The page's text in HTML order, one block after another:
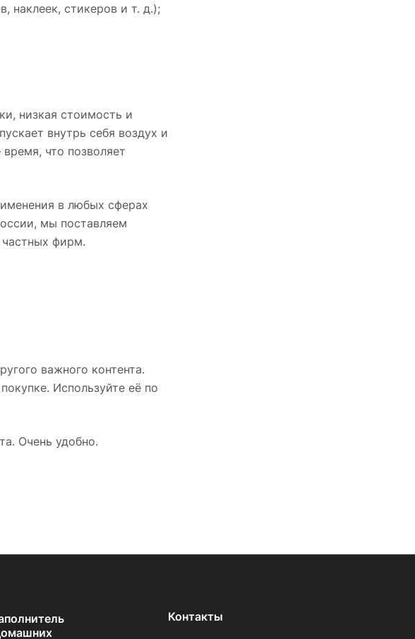
стикеров и т. д.);
низкая стоимость и
внутрь себя воздух и
что позволяет
в любых сферах
мы поставляем
фирм.
важного контента.
Используйте её по
Очень удобно.
Контакты